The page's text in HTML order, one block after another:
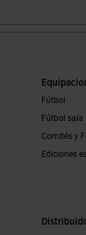
clientes
Fútbol
Fútbol sala
Comités y
Ediciones